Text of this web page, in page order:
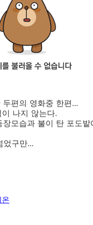
편의 영화중 한편...
나지 않는다.
모습과 불이 탄 포도
었구만...